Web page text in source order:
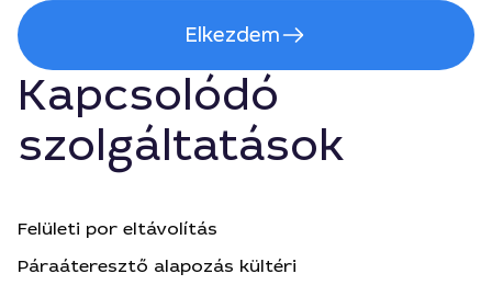
Elkezdem
Kapcsolódó
szolgáltatások
Felületi por eltávolítás
Páraáteresztő alapozás kültéri